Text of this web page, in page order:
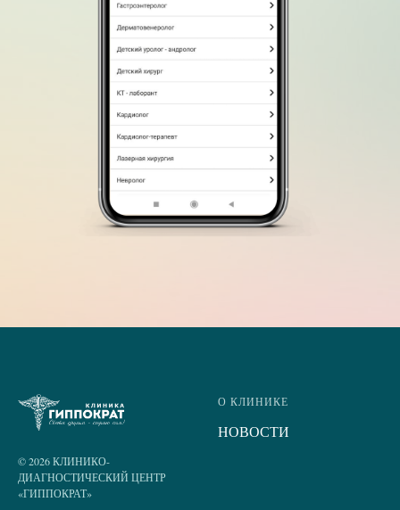
© 2026 КЛИНИКО-
ДИАГНОСТИЧЕСКИЙ ЦЕНТР
«ГИППОКРАТ»
О КЛИНИКЕ
НОВОСТИ